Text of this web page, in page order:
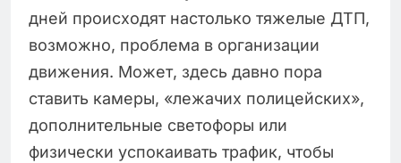
дней происходят настолько тяжелые ДТП,
возможно, проблема в организации
движения. Может, здесь давно пора
ставить камеры, «лежачих полицейских»,
дополнительные светофоры или
физически успокаивать трафик, чтобы